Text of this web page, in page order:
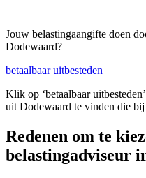
Jouw belastingaangifte doen
Dodewaard?
betaalbaar uitbesteden
Klik op ‘betaalbaar
uit Dodewaard te vinden die
Redenen om te
belastingadviseur